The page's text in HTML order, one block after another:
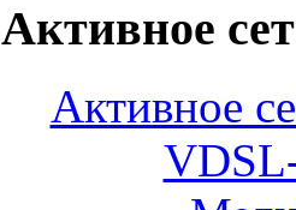
Активное
Активное